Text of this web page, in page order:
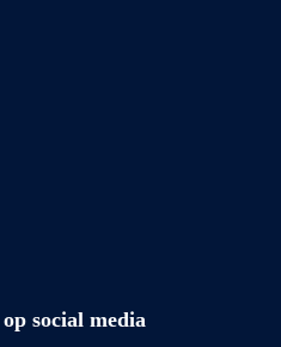
social media